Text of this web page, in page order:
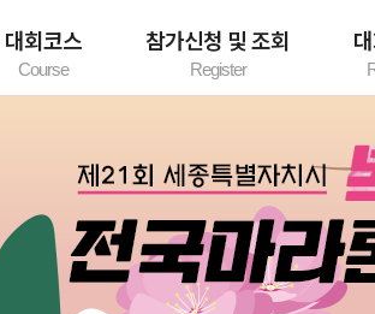
대회코스
Course
참가신청 및 조회
Register
개인참가신청
단체참가신청
참가확인/수정